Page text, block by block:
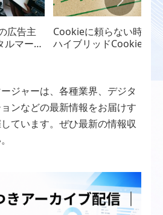
広告主
ルマーケ
Cookieに頼らない時代
ハイブリッドCookieで
ジャーは、各種業界、デジタ
ンなどの最新情報をお届けす
ています。ぜひ最新の情報収